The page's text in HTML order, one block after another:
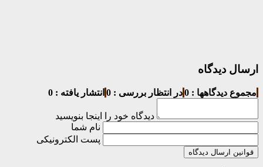
ارسال دیدگاه
مجموع دیدگاهها : 0 در انتظار بررسی : 0 انتشار یافته : 0
دیدگاه خود را اینجا بنویسید
نام شما
پست الکترونیکی
قوانین ارسال دیدگاه